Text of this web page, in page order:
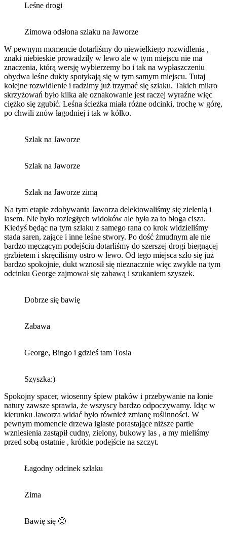
Leśne drogi
Zimowa odsłona szlaku na Jaworze
W pewnym momencie dotarliśmy do niewielkiego rozwidlenia ,
znaki niebieskie prowadziły w lewo ale w tym miejscu nie ma
znaczenia, którą wersję wybierzemy bo i tak na wypłaszczeniu
obydwa leśne dukty spotykają się w tym samym miejscu. Tutaj
kolejne rozwidlenie i radzimy już trzymać się szlaku. Takich mikro
skrzyżowań było kilka ale oznakowanie jest raczej wyraźne więc
ciężko się zgubić. Leśna ścieżka miała różne odcinki, trochę w górę,
po chwili znów łagodniej i tak w kółko.
Szlak na Jaworze
Szlak na Jaworze
Szlak na Jaworze zimą
Na tym etapie zdobywania Jaworza delektowaliśmy się zielenią i
lasem. Nie było rozległych widoków ale była za to błoga cisza.
Kiedyś będąc na tym szlaku z samego rana co krok widzieliśmy
stada saren, zające i inne leśne stwory. Po dość żmudnym ale nie
bardzo męczącym podejściu dotarliśmy do szerszej drogi biegnącej
grzbietem i skręciliśmy ostro w lewo. Od tego miejsca szło się już
bardzo spokojnie, dukt wznosił się nieznacznie więc zwykle na tym
odcinku George zajmował się zabawą i szukaniem szyszek.
Dobrze się bawię
Zabawa
George, Bingo i gdzieś tam Tosia
Szyszka:)
Spokojny spacer, wiosenny śpiew ptaków i przebywanie na łonie
natury zawsze sprawia, że wszyscy bardzo odpoczywamy. Idąc w
kierunku Jaworza widać było również zmianę roślinności. W
pewnym momencie drzewa iglaste porastające niższe partie
wzniesienia zastąpił cudny, zielony, bukowy las , a my mieliśmy
przed sobą ostatnie , krótkie podejście na szczyt.
Łagodny odcinek szlaku
Zima
Bawię się 🙂